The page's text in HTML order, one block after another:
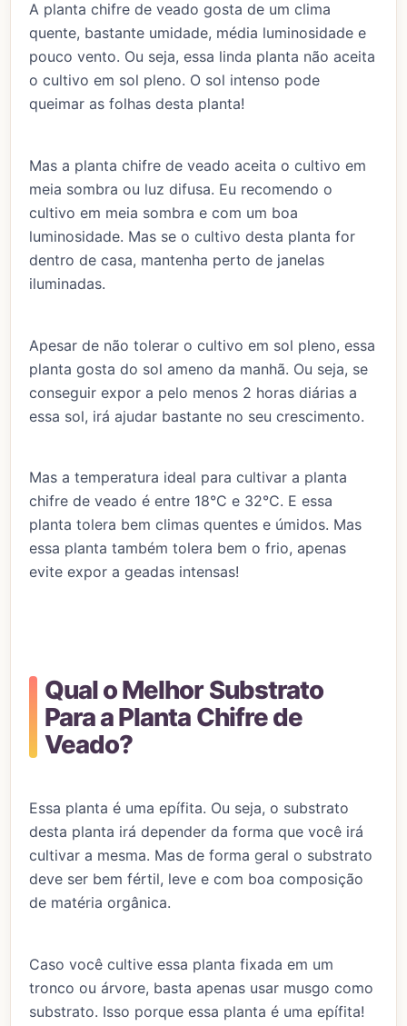
A planta chifre de veado gosta de um clima
quente, bastante umidade, média luminosidade e
pouco vento. Ou seja, essa linda planta não aceita
o cultivo em sol pleno. O sol intenso pode
queimar as folhas desta planta!
Mas a planta chifre de veado aceita o cultivo em
meia sombra ou luz difusa. Eu recomendo o
cultivo em meia sombra e com um boa
luminosidade. Mas se o cultivo desta planta for
dentro de casa, mantenha perto de janelas
iluminadas.
Apesar de não tolerar o cultivo em sol pleno, essa
planta gosta do sol ameno da manhã. Ou seja, se
conseguir expor a pelo menos 2 horas diárias a
essa sol, irá ajudar bastante no seu crescimento.
Mas a temperatura ideal para cultivar a planta
chifre de veado é entre 18°C e 32°C. E essa
planta tolera bem climas quentes e úmidos. Mas
essa planta também tolera bem o frio, apenas
evite expor a geadas intensas!
Qual o Melhor Substrato
Para a Planta Chifre de
Veado?
Essa planta é uma epífita. Ou seja, o substrato
desta planta irá depender da forma que você irá
cultivar a mesma. Mas de forma geral o substrato
deve ser bem fértil, leve e com boa composição
de matéria orgânica.
Caso você cultive essa planta fixada em um
tronco ou árvore, basta apenas usar musgo como
substrato. Isso porque essa planta é uma epífita!